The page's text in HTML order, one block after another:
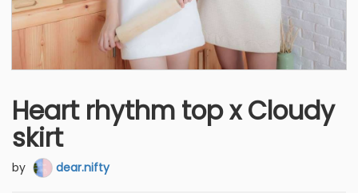
Heart rhythm top x Cloudy
skirt
by dear.nifty